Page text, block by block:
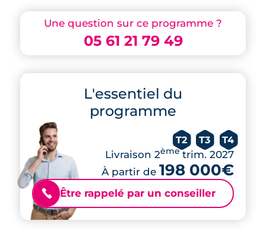
Une question sur ce programme ?
05 61 21 79 49
L'essentiel du
programme
T2 T3 T4
Livraison 2èmetrim. 2027
À partir de 198 000€
📞 Être rappelé par un conseiller